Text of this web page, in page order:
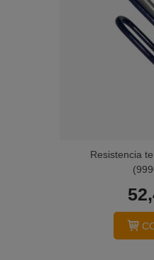
Resistencia